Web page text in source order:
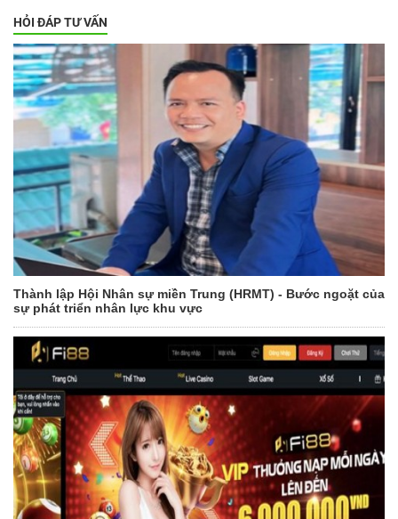
HỎI ĐÁP TƯ VẤN
Thành lập Hội Nhân sự miền Trung (HRMT) - Bước ngoặt của
sự phát triển nhân lực khu vực